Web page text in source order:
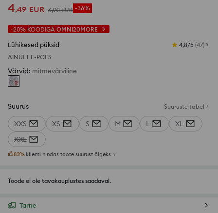
4,49 EUR 6,99 EUR -36%
-20% KOODIGA OMNI20MORE
Lühikesed püksid 4,8/5 (47)
AINULT E-POES
Värvid: mitmevärviline
Suurus Suuruste tabel
XXS XS S M L
XL
XXL
83% klienti hindas toote suurust õigeks
Toode ei ole tavakauplustes saadaval.
Tarne